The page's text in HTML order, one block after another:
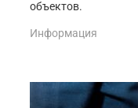
объектов.
Информация